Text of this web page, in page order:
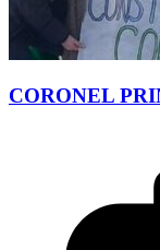
CORONEL